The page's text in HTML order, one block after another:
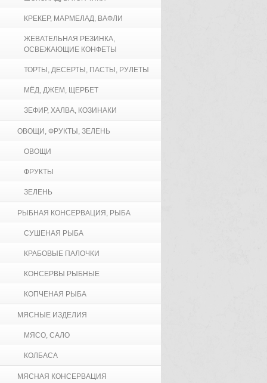
КРЕКЕР, МАРМЕЛАД, ВАФЛИ
ЖЕВАТЕЛЬНАЯ РЕЗИНКА,
ОСВЕЖАЮЩИЕ КОНФЕТЫ
ТОРТЫ, ДЕСЕРТЫ, ПАСТЫ, РУЛЕТЫ
МЁД, ДЖЕМ, ЩЕРБЕТ
ЗЕФИР, ХАЛВА, КОЗИНАКИ
ОВОЩИ, ФРУКТЫ, ЗЕЛЕНЬ
ОВОЩИ
ФРУКТЫ
ЗЕЛЕНЬ
РЫБНАЯ КОНСЕРВАЦИЯ, РЫБА
СУШЕНАЯ РЫБА
КРАБОВЫЕ ПАЛОЧКИ
КОНСЕРВЫ РЫБНЫЕ
КОПЧЕНАЯ РЫБА
МЯСНЫЕ ИЗДЕЛИЯ
МЯСО, САЛО
КОЛБАСА
МЯСНАЯ КОНСЕРВАЦИЯ